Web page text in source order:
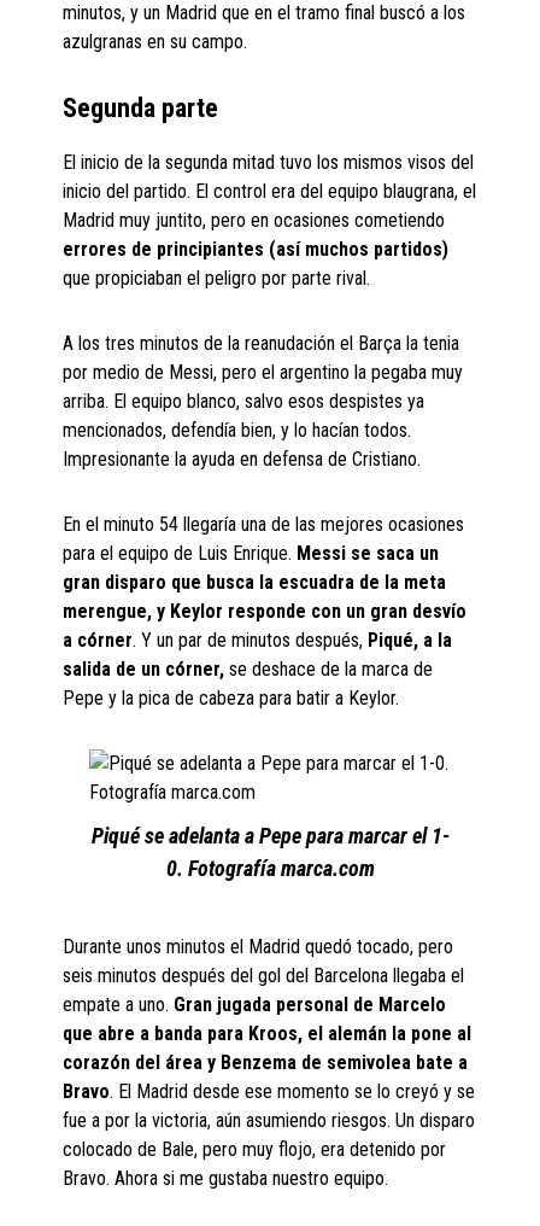
minutos, y un Madrid que en el tramo final buscó a los
azulgranas en su campo.
Segunda parte
El inicio de la segunda mitad tuvo los mismos visos del
inicio del partido. El control era del equipo blaugrana, el
Madrid muy juntito, pero en ocasiones cometiendo
errores de principiantes (así muchos partidos)
que propiciaban el peligro por parte rival.
A los tres minutos de la reanudación el Barça la tenia
por medio de Messi, pero el argentino la pegaba muy
arriba. El equipo blanco, salvo esos despistes ya
mencionados, defendía bien, y lo hacían todos.
Impresionante la ayuda en defensa de Cristiano.
En el minuto 54 llegaría una de las mejores ocasiones
para el equipo de Luis Enrique. Messi se saca un
gran disparo que busca la escuadra de la meta
merengue, y Keylor responde con un gran desvío
a córner. Y un par de minutos después, Piqué, a la
salida de un córner, se deshace de la marca de
Pepe y la pica de cabeza para batir a Keylor.
Piqué se adelanta a Pepe para marcar el 1-
0. Fotografía marca.com
Durante unos minutos el Madrid quedó tocado, pero
seis minutos después del gol del Barcelona llegaba el
empate a uno. Gran jugada personal de Marcelo
que abre a banda para Kroos, el alemán la pone al
corazón del área y Benzema de semivolea bate a
Bravo. El Madrid desde ese momento se lo creyó y se
fue a por la victoria, aún asumiendo riesgos. Un disparo
colocado de Bale, pero muy flojo, era detenido por
Bravo. Ahora si me gustaba nuestro equipo.